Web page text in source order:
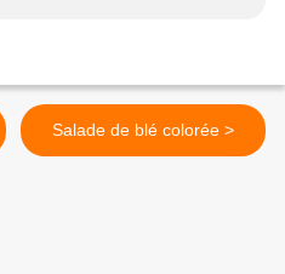
Salade de blé colorée >